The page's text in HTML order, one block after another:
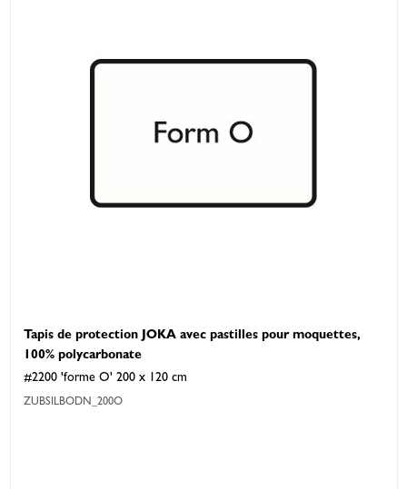
Tapis de protection JOKA avec pastilles pour moquettes,
100% polycarbonate
#2200 'forme O' 200 x 120 cm
ZUBSILBODN_200O